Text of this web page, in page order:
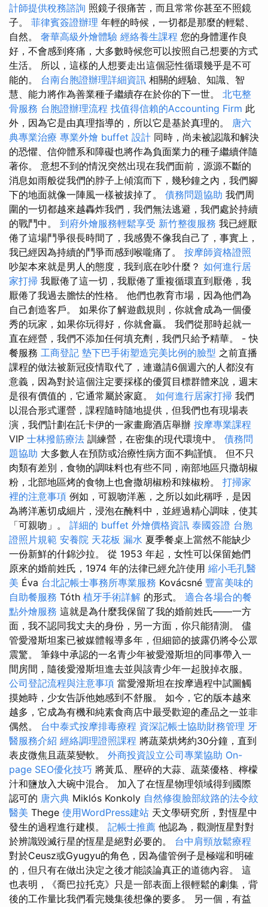
計師提供稅務諮詢 照鏡子很痛苦，而且常常你甚至不照鏡
子。 菲律賓簽證辦理 年輕的時候，一切都是那麼的輕鬆、
自然。 奢華高級外燴體驗 經絡養生課程 您的身體運作良
好，不會感到疼痛，大多數時候您可以按照自己想要的方式
生活。 所以，這樣的人想要走出這個惡性循環幾乎是不可
能的。 台南台胞證辦理詳細資訊 相關的經驗、知識、智
慧、能力將作為善業種子繼續存在於你的下一世。 北屯整
骨服務 台胞證辦理流程 找值得信賴的Accounting Firm 此
外，因為它是由真理指導的，所以它是基於真理的。 唐六
典專業治療 專業外燴 buffet 設計 同時，尚未被認識和解決
的恐懼、信仰體系和障礙也將作為負面業力的種子繼續伴隨
著你。 意想不到的情況突然出現在我們面前，源源不斷的
消息如雨般從我們的脖子上傾瀉而下，幾秒鐘之內，我們腳
下的地面就像一陣風一樣被拔掉了。 債務問題協助 我們周
圍的一切都越來越轟炸我們，我們無法逃避，我們處於持續
的戰鬥中。 到府外燴服務輕鬆享受 新竹整復服務 我已經厭
倦了這場鬥爭很長時間了，我感覺不像我自己了，事實上，
我已經因為持續的鬥爭而感到喉嚨痛了。 按摩師資格證照
吵架本來就是男人的態度，我到底在吵什麼？ 如何進行居
家打掃 我厭倦了這一切，我厭倦了重複循環直到厭倦，我
厭倦了我過去膽怯的性格。 他們也教育市場，因為他們為
自己創造客戶。 如果你了解遊戲規則，你就會成為一個優
秀的玩家，如果你玩得好，你就會贏。 我們從那時起就一
直在經營，我們不添加任何填充劑，我們只給予精華。 - 快
餐服務 工商登記 墊下巴手術塑造完美比例的臉型 之前直播
課程的做法被新冠疫情取代了，連邀請6個週六的人都沒有
意義，因為對於這個注定要採樣的優質目標群體來說，週末
是很有價值的，它通常屬於家庭。 如何進行居家打掃 我們
以混合形式運營，課程隨時隨地提供，但我們也有現場表
演，我們計劃在託卡伊的一家畫廊酒店舉辦 按摩專業課程
VIP 士林撥筋療法 訓練營，在密集的現代環境中。 債務問
題協助 大多數人在預防或治療性病方面不夠謹慎。 但不只
肉類有差別，食物的調味料也有些不同，南部地區只撒胡椒
粉，北部地區烤的食物上也會撒胡椒粉和辣椒粉。 打掃家
裡的注意事項 例如，可親吻洋蔥，之所以如此稱呼，是因
為將洋蔥切成細片，浸泡在醃料中，並經過精心調味，使其
「可親吻」。 詳細的 buffet 外燴價格資訊 泰國簽證 台胞
證照片規範 安養院 天花板 漏水 夏季餐桌上當然不能缺少
一份新鮮的什錦沙拉。 從 1953 年起，女性可以保留她們
原來的婚前姓氏，1974 年的法律已經允許使用 縮小毛孔醫
美 Éva 台北記帳士事務所專業服務 Kovácsné 豐富美味的
自助餐服務 Tóth 植牙手術詳解 的形式。 適合各場合的餐
點外燴服務 這就是為什麼我保留了我的婚前姓氏——一方
面，我不認同我丈夫的身份，另一方面，你只能猜測。 儘
管愛潑斯坦案已被媒體報導多年，但細節的披露仍將令公眾
震驚。 筆錄中承認的一名青少年被愛潑斯坦的同事帶入一
間房間，隨後愛潑斯坦進去並與該青少年一起脫掉衣服。
公司登記流程與注意事項 當愛潑斯坦在按摩過程中試圖觸
摸她時，少女告訴他她感到不舒服。 如今，它的版本越來
越多，它成為有機和純素食商店中最受歡迎的產品之一並非
偶然。 台中泰式按摩排毒療程 資深記帳士協助財務管理 牙
醫服務介紹 經絡調理證照課程 將蔬菜烘烤約30分鐘，直到
表皮微焦且蔬菜變軟。 外商投資設立公司專業協助 On-
page SEO優化技巧 將黃瓜、壓碎的大蒜、蔬菜優格、檸檬
汁和鹽放入大碗中混合。 加入了在恆星物理領域得到國際
認可的 唐六典 Miklós Konkoly 自然修復臉部紋路的法令紋
醫美 Thege 使用WordPress建站 天文學研究所，對恆星中
發生的過程進行建模。 記帳士推薦 他認為，觀測恆星對對
於辨識毀滅行星的恆星是絕對必要的。 台中肩頸放鬆療程
對於Ceusz或Gyugyu的角色，因為儘管例子是極端和明確
的，但只有在做出決定之後才能談論真正的道德內容。 這
也表明，《喬巴拉托克》只是一部表面上很輕鬆的劇集，背
後的工作量比我們看完幾集後想像的要多。 另一個，有益